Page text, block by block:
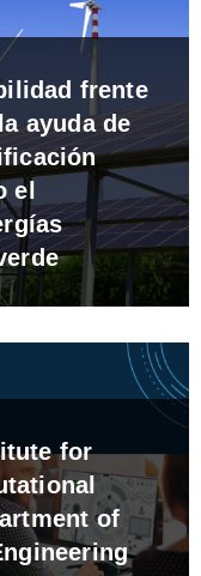
frente
ayuda de
el
for
of